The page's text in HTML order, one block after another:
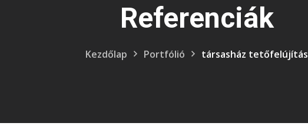
Referenciák
Kezdőlap Portfólió társasház tetőfelújítás